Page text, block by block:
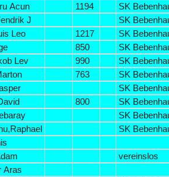
Acun 1194
SK
J
SK
Leo 1217
SK
850
SK
Lev 990
SK
763
SK
SK
800
SK
SK
SK
vereinslos
Aras